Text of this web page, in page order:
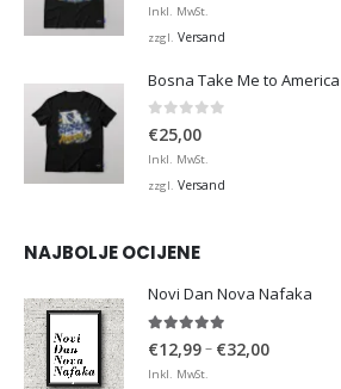
Inkl. MwSt.
zzgl. Versand
Bosna Take Me to
0 von 5
€25,00
Inkl. MwSt.
zzgl. Versand
NAJBOLJE OCIJENE
Novi Dan Nova Nafaka
€12,99– €32,00
Inkl. MwSt.